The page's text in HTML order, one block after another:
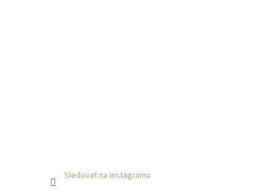
Sledovat na Instagramu